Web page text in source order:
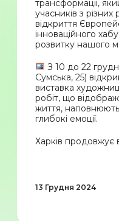
трансформації,
учасників з різних
відкриття
інноваційного
розвитку нашого
З 10 до 22
Сумська, 25)
виставка
робіт, що
життя,
глибокі емоції.
Харків продовжує
13 Грудня 2024